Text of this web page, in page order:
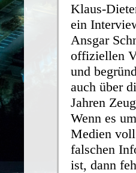
Klaus-
ein
Ansgar
offiziellen
und
auch über
Jahren
Wenn es
Medien
falschen
ist, dann